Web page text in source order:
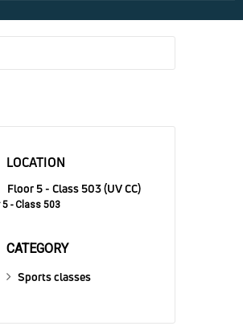
LOCATION
Floor 5 - Class 503 (UV CC)
5 - Class 503
CATEGORY
Sports classes